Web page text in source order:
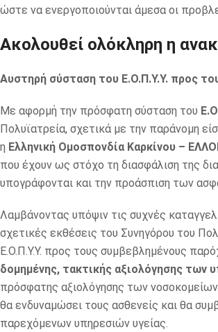
ώστε να ενεργοποιούνται άμεσα οι
Ακολουθεί ολόκληρη η
Αυστηρή σύσταση του Ε.Ο.Π.Υ.Υ. προς
Με αφορμή την πρόσφατη σύσταση του
Πολυϊατρεία, σχετικά με την παράνομη
η Ελληνική Ομοσπονδία Καρκίνου –
που έχουν ως στόχο τη διασφάλιση της
υπογράφονται και την προάσπιση των
Λαμβάνοντας υπόψιν τις συχνές
σχετικές εκθέσεις του Συνηγόρου του
Ε.Ο.Π.Υ.Υ. προς τους συμβεβλημένους
δομημένης, τακτικής αξιολόγησης των
πρόσφατης αξιολόγησης των
θα ενδυναμώσει τους ασθενείς και θα
παρεχόμενων υπηρεσιών υγείας.